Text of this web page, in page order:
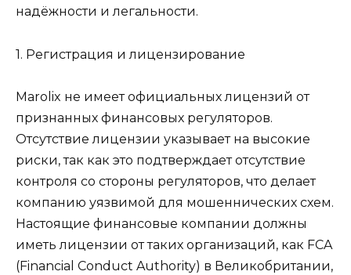
надёжности и легальности.
1. Регистрация и лицензирование
Marolix не имеет официальных лицензий от
признанных финансовых регуляторов.
Отсутствие лицензии указывает на высокие
риски, так как это подтверждает отсутствие
контроля со стороны регуляторов, что делает
компанию уязвимой для мошеннических схем.
Настоящие финансовые компании должны
иметь лицензии от таких организаций, как FCA
(Financial Conduct Authority) в Великобритании,